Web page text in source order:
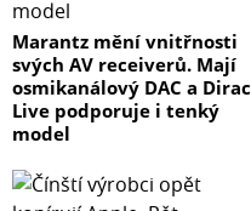
Marantz mění vnitřnosti
svých AV receiverů. Mají
osmikanálový DAC a Dirac
Live podporuje i tenký
model